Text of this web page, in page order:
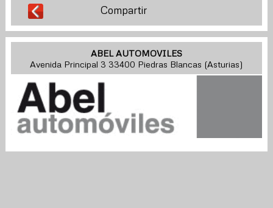
Compartir
ABEL AUTOMOVILES
Avenida Principal 3 33400 Piedras Blancas (Asturias)